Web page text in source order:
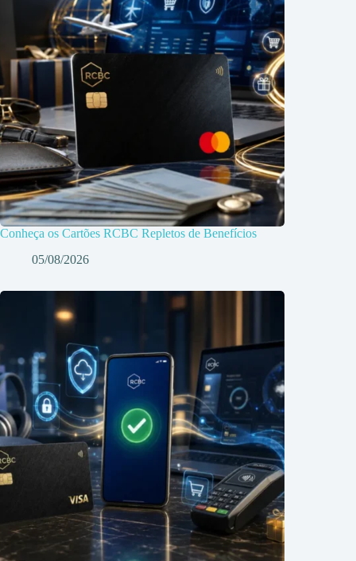
Conheça os Cartões RCBC Repletos de Benefícios
05/08/2026